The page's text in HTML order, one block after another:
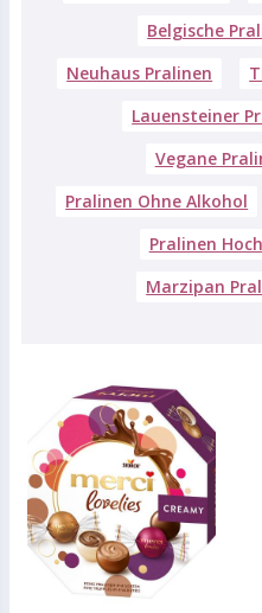
Belgische
Neuhaus Pralinen
Lauensteiner
Vegane
Pralinen Ohne Alkohol
Pralinen
Marzipan